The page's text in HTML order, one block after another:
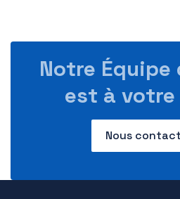
Notre Équipe
est à votre
Nous